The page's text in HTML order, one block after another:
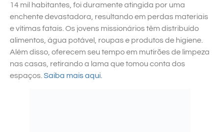
14 mil habitantes, foi duramente atingida por uma
enchente devastadora, resultando em perdas materiais
e vítimas fatais. Os jovens missionários têm distribuído
alimentos, água potável, roupas e produtos de higiene.
Além disso, oferecem seu tempo em mutirões de limpeza
nas casas, retirando a lama que tomou conta dos
espaços. Saiba mais aqui.